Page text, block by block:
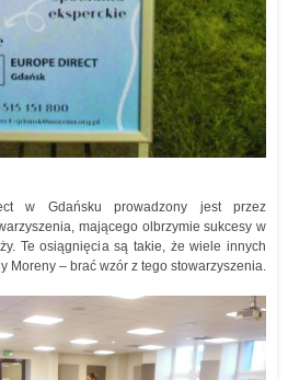
w Gdańsku prowadzony jest przez
mającego olbrzymie sukcesy w
Te osiągnięcia są takie, że wiele innych
Moreny – brać wzór z tego stowarzyszenia.